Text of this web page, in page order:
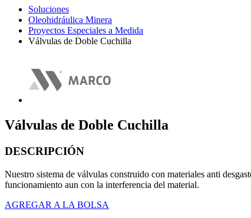
Soluciones
Oleohidráulica Minera
Proyectos Especiales a Medida
Válvulas de Doble Cuchilla
Válvulas de Doble Cuchilla
DESCRIPCIÓN
Nuestro sistema de válvulas construido con materiales anti
funcionamiento aun con la interferencia del material.
AGREGAR A LA BOLSA